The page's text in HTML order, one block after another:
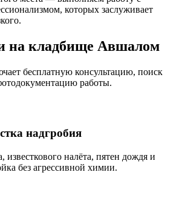
которых заслуживает
на кладбище Авшалом
бесплатную консультацию, поиск
работы.
надгробия
налёта, пятен дождя и
без агрессивной химии.